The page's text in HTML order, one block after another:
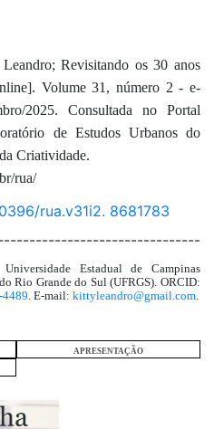
Revisitando os 30 anos
Volume 31, número 2 - e-
2025. Consultada no Portal
de Estudos Urbanos do
Criatividade.
rua/
rua.v31i2. 8681783
Estadual de Campinas
Rio Grande do Sul (UFRGS). ORCID:
. E-mail: kittyleandro@gmail.com.
APRESENTAÇÃO